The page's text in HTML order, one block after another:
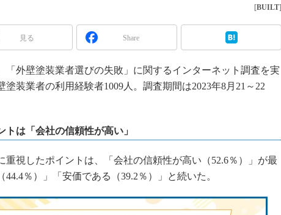
[BUILT]
見る Share
外壁塗装業者選びの失敗」に関するインターネット調査を実
装業者の利用経験者1009人。調査期間は2023年8月21～22
は「会社の信頼性が高い」
視したポイントは、「会社の信頼性が高い（52.6％）」が最
％）」「安価である（39.2％）」と続いた。